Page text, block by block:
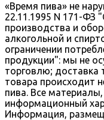
«Время пива» не
22.11.1995 N 171-ФЗ
производства и
алкогольной и
ограничении
продукции": мы не
торговлю; доставка
товара происходит
пива. Все
информационный
Информация,